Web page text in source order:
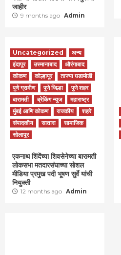
जाहीर
9 months ago Admin
Uncategorized
अन्य
इंदापूर
उस्मानाबाद
औरंगाबाद
कोकण
कोल्हापूर
ताज्या घडामोडी
पुणे ग्रामीण
पुणे जिल्हा
पुणे शहर
बारामती
ब्रेकिंग न्युज
महाराष्ट्र
मुंबई आणि कोकण
राजकीय
शहरे
संपादकीय
सातारा
सामाजिक
सोलापूर
एकनाथ शिंदेंच्या शिवसेनेच्या बारामती
लोकसभा मतदारसंघाच्या सोशल
मीडिया प्रमुख पदी भूषण सुर्वे यांची
नियुक्ती
12 months ago Admin